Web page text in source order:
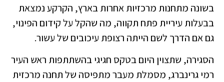
בשונה מתחנות מרכזיות אחרות בארץ, הקרקע נמצאת
בבעלות עיריית פתח תקווה, מה שהקל על קידום הפינוי,
גם אם הדרך לשם הייתה רצופת עיכובים של עשור.
הסגירה, שתצוין היום בטקס חגיגי בהשתתפות ראש העיר
רמי גרינברג, מסמלת מעבר מתפיסה של תחנה מרכזית